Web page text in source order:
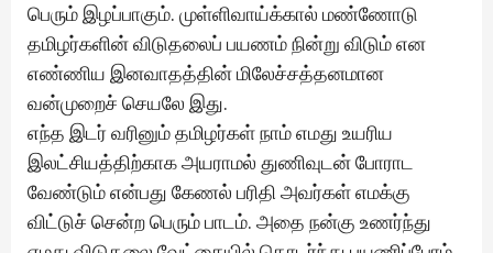
பெரும் இழப்பாகும். முள்ளிவாய்க்கால் மண்ணோடு
தமிழர்களின் விடுதலைப் பயணம் நின்று விடும் என
எண்ணிய இனவாதத்தின் மிலேச்சத்தனமான
வன்முறைச் செயலே இது.
எந்த இடர் வரினும் தமிழர்கள் நாம் எமது உயரிய
இலட்சியத்திற்காக அயராமல் துணிவுடன் போராட
வேண்டும் என்பது கேணல் பரிதி அவர்கள் எமக்கு
விட்டுச் சென்ற பெரும் பாடம். அதை நன்கு உணர்ந்து